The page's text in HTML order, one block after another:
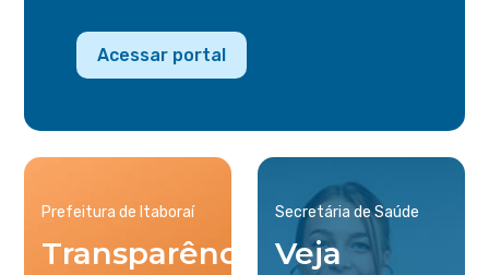
Acessar portal
Prefeitura de Itaboraí
Transparência
Secretária de Saúde
Veja